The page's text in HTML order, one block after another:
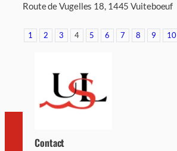
Route de Vugelles 18, 1445 Vuiteboeuf
1 2 3 4 5 6 7 8 9 10
Contact